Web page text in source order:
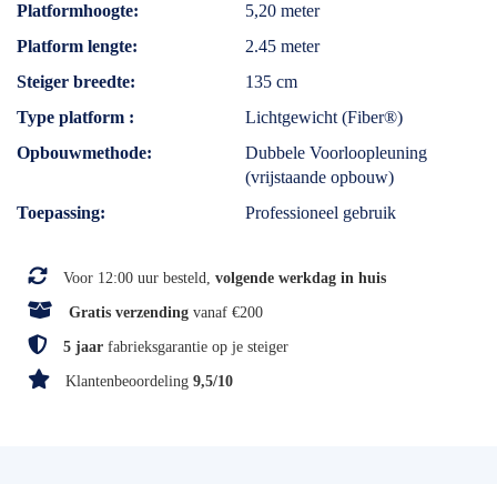
Platformhoogte
5,20 meter
Platform lengte
2.45 meter
Steiger breedte
135 cm
Type platform
Lichtgewicht (Fiber®)
Opbouwmethode
Dubbele Voorloopleuning
(vrijstaande opbouw)
Toepassing
Professioneel gebruik
Voor 12:00 uur besteld, volgende werkdag in huis
Gratis verzending vanaf €200
5 jaar fabrieksgarantie op je steiger
Klantenbeoordeling 9,5/10